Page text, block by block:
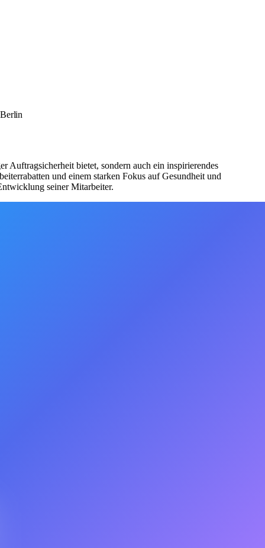
Auftragsicherheit bietet, sondern auch ein inspirierendes
und einem starken Fokus auf Gesundheit und
seiner Mitarbeiter.